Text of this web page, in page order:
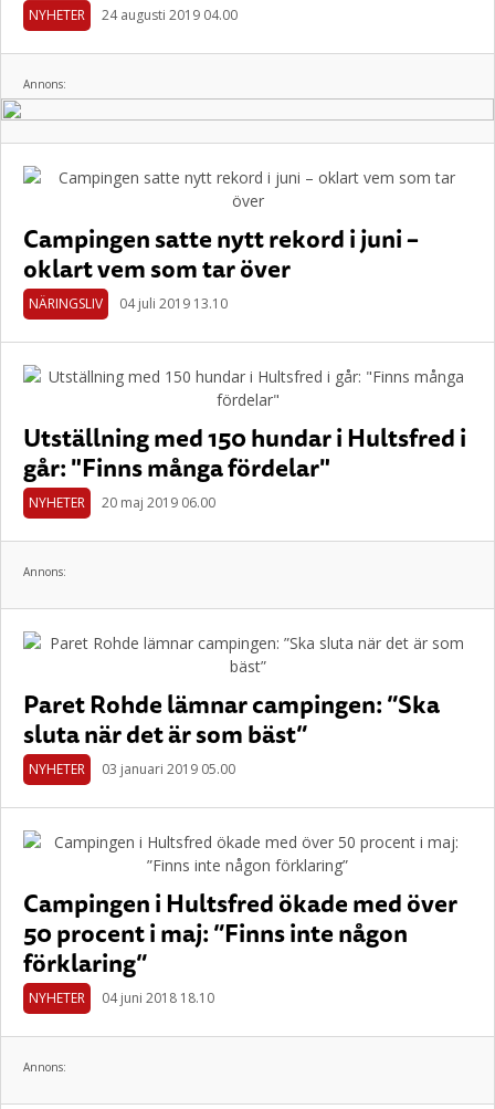
NYHETER 24 augusti 2019 04.00
Annons:
Campingen satte nytt rekord i juni –
oklart vem som tar över
NÄRINGSLIV 04 juli 2019 13.10
Utställning med 150 hundar i Hultsfred i
går: "Finns många fördelar"
NYHETER 20 maj 2019 06.00
Annons:
Paret Rohde lämnar campingen: ”Ska
sluta när det är som bäst”
NYHETER 03 januari 2019 05.00
Campingen i Hultsfred ökade med över
50 procent i maj: ”Finns inte någon
förklaring”
NYHETER 04 juni 2018 18.10
Annons: